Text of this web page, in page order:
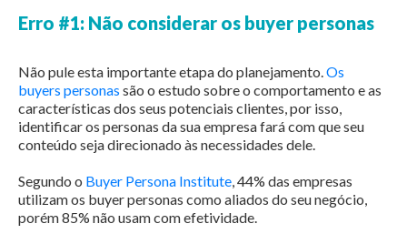
Erro #1: Não considerar os buyer personas
Não pule esta importante etapa do planejamento.Os
buyers personas são o estudo sobre o comportamento e as
características dos seus potenciais clientes, por isso,
identificar os personas da sua empresa fará com que seu
conteúdo seja direcionado às necessidades dele.
Segundo o Buyer Persona Institute, 44% das empresas
utilizam os buyer personas como aliados do seu negócio,
porém 85% não usam com efetividade.